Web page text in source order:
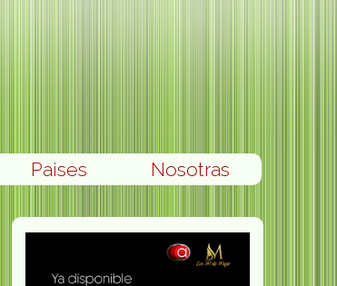
Nosotras
Paises